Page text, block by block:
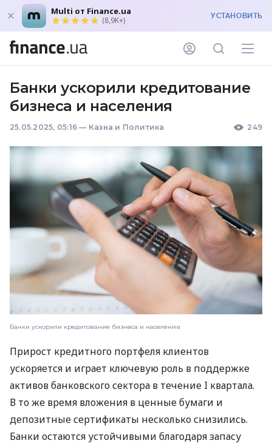
Multi от Finance.ua
(8,9K+) УСТАНОВИТЬ
Банки ускорили кредитование
бизнеса и населения
25.05.2025, 05:16 — Казна и Политика 249
Банки ускорили кредитование бизнеса и населения
Прирост кредитного портфеля клиентов
ускоряется и играет ключевую роль в поддержке
активов банковского сектора в течение I квартала.
В то же время вложения в ценные бумаги и
депозитные сертификаты несколько снизились.
Банки остаются устойчивыми благодаря запасу